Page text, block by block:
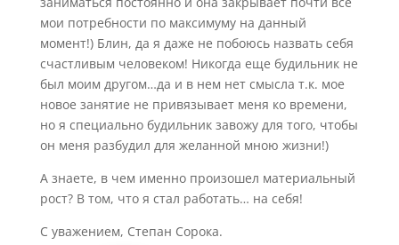
мои потребности по максимуму на данный
момент!) Блин, да я даже не побоюсь назвать себя
счастливым человеком! Никогда еще будильник не
был моим другом…да и в нем нет смысла т.к. мое
новое занятие не привязывает меня ко времени,
но я специально будильник завожу для того, чтобы
он меня разбудил для желанной мною жизни!)
А знаете, в чем именно произошел материальный
рост? В том, что я стал работать… на себя!
С уважением, Степан Сорока.